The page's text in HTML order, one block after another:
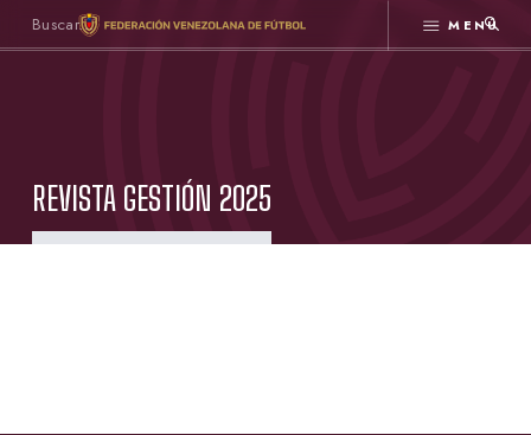
MENÚ
REVISTA GESTIÓN 2025